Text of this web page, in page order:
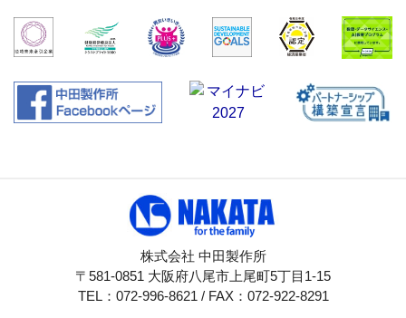
株式会社 中田製作所
〒581-0851 大阪府八尾市上尾町5丁目1-15
TEL：072-996-8621 / FAX：072-922-8291